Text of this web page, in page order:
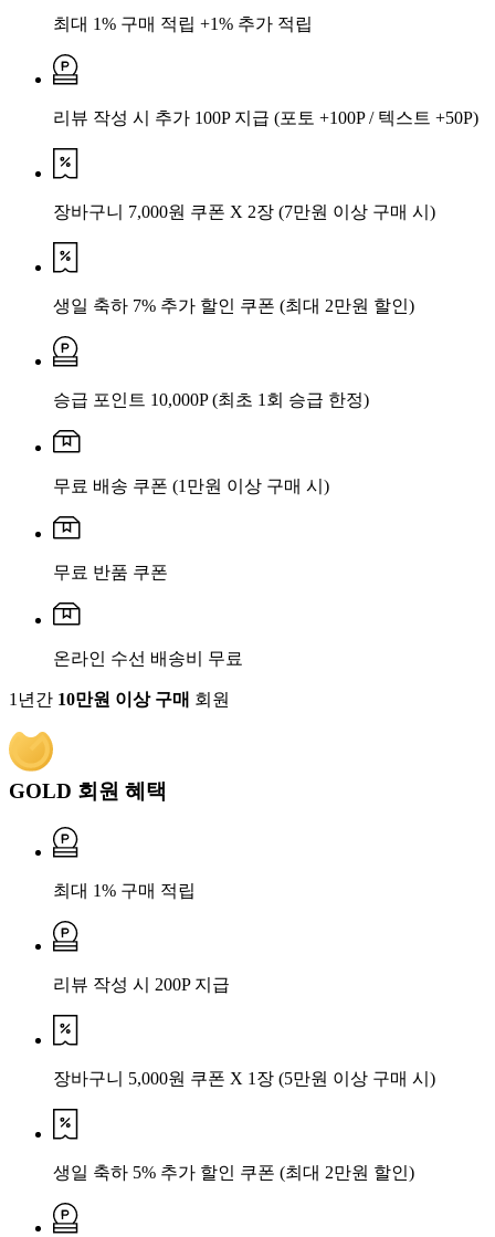
최대 1% 구매 적립 +1% 추가 적립
리뷰 작성 시 추가 100P 지급 (포토 +100P / 텍스트 +50P)
장바구니 7,000원 쿠폰 X 2장 (7만원 이상 구매 시)
생일 축하 7% 추가 할인 쿠폰 (최대 2만원 할인)
승급 포인트 10,000P (최초 1회 승급 한정)
무료 배송 쿠폰 (1만원 이상 구매 시)
무료 반품 쿠폰
온라인 수선 배송비 무료
1년간 10만원 이상 구매 회원
GOLD 회원 혜택
최대 1% 구매 적립
리뷰 작성 시 200P 지급
장바구니 5,000원 쿠폰 X 1장 (5만원 이상 구매 시)
생일 축하 5% 추가 할인 쿠폰 (최대 2만원 할인)